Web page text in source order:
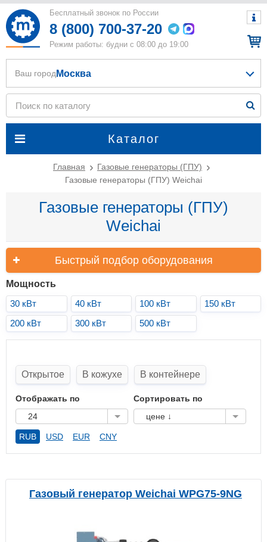
Бесплатный звонок по России
8 (800) 700-37-20
Режим работы: будни с 08:00 до 19:00
Каталог
Ваш город Москва
Главная
Газовые генераторы (ГПУ)
Газовые генераторы (ГПУ) Weichai
Газовые генераторы (ГПУ)
Weichai
Быстрый подбор оборудования
Мощность
30 кВт
40 кВт 100 кВт
150 кВт
200 кВт
300 кВт 500 кВт
Открытое В кожухе В контейнере
Отображать по
24
Сортировать по
цене ↓
RUB USD EUR CNY
Газовый генератор Weichai WPG75-9NG